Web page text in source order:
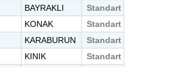
BAYRAKLI Standart
KONAK Standart
KARABURUN Standart
KINIK Standart